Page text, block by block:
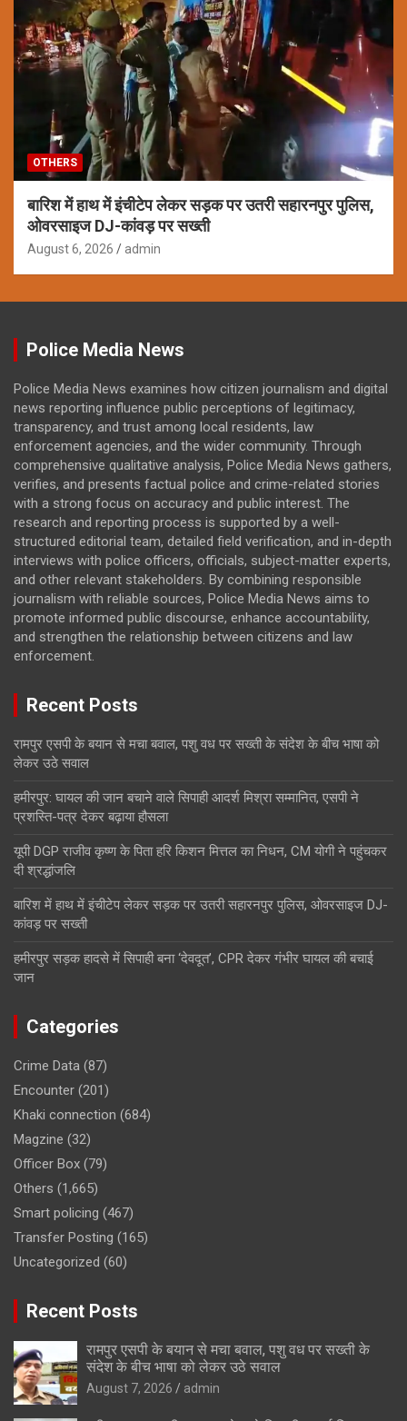
OTHERS
बारिश में हाथ में इंचीटेप लेकर सड़क पर उतरी सहारनपुर पुलिस,
ओवरसाइज DJ-कांवड़ पर सख्ती
August 6, 2026 admin
Police Media News
Police Media News examines how citizen journalism and digital
news reporting influence public perceptions of legitimacy,
transparency, and trust among local residents, law
enforcement agencies, and the wider community. Through
comprehensive qualitative analysis, Police Media News gathers,
verifies, and presents factual police and crime-related stories
with a strong focus on accuracy and public interest. The
research and reporting process is supported by a well-
structured editorial team, detailed field verification, and in-depth
interviews with police officers, officials, subject-matter experts,
and other relevant stakeholders. By combining responsible
journalism with reliable sources, Police Media News aims to
promote informed public discourse, enhance accountability,
and strengthen the relationship between citizens and law
enforcement.
Recent Posts
रामपुर एसपी के बयान से मचा बवाल, पशु वध पर सख्ती के संदेश के बीच भाषा को
लेकर उठे सवाल
हमीरपुर: घायल की जान बचाने वाले सिपाही आदर्श मिश्रा सम्मानित, एसपी ने
प्रशस्ति-पत्र देकर बढ़ाया हौसला
यूपी DGP राजीव कृष्ण के पिता हरि किशन मित्तल का निधन, CM योगी ने पहुंचकर
दी श्रद्धांजलि
बारिश में हाथ में इंचीटेप लेकर सड़क पर उतरी सहारनपुर पुलिस, ओवरसाइज DJ-
कांवड़ पर सख्ती
हमीरपुर सड़क हादसे में सिपाही बना ‘देवदूत’, CPR देकर गंभीर घायल की बचाई
जान
Categories
Crime Data (87)
Encounter (201)
Khaki connection (684)
Magzine (32)
Officer Box (79)
Others (1,665)
Smart policing (467)
Transfer Posting (165)
Uncategorized (60)
Recent Posts
रामपुर एसपी के बयान से मचा बवाल, पशु वध पर सख्ती के
संदेश के बीच भाषा को लेकर उठे सवाल
August 7, 2026 admin